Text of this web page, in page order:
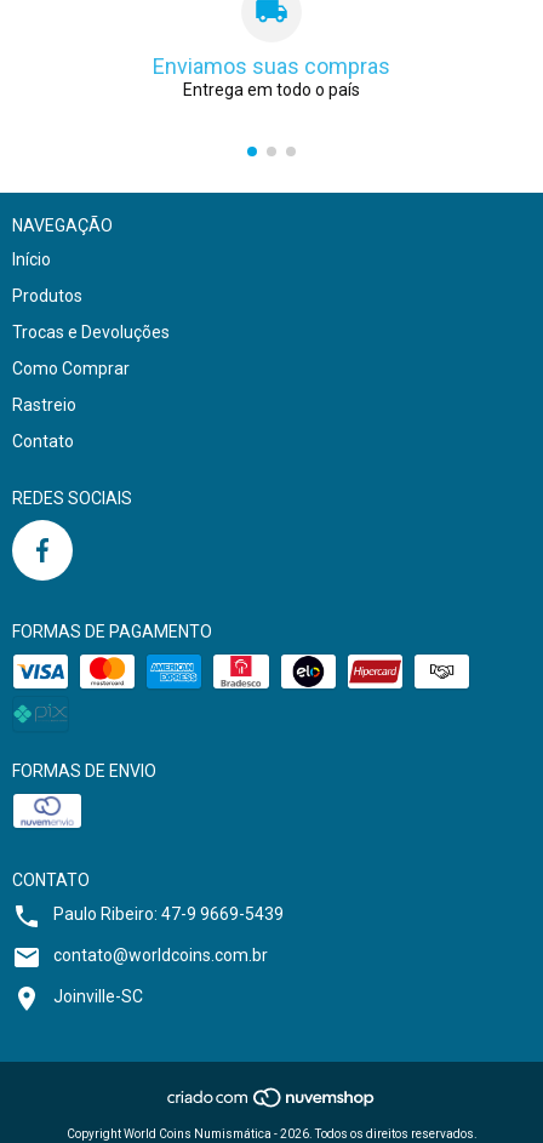
Enviamos suas compras
Entrega em todo o país
NAVEGAÇÃO
Início
Produtos
Trocas e Devoluções
Como Comprar
Rastreio
Contato
REDES SOCIAIS
FORMAS DE PAGAMENTO
FORMAS DE ENVIO
CONTATO
Paulo Ribeiro: 47-9 9669-5439
contato@worldcoins.com.br
Joinville-SC
Copyright World Coins Numismática - 2026. Todos os direitos reservados.